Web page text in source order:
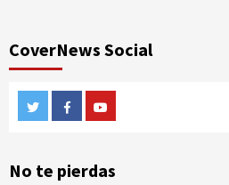
CoverNews Social
TwitterFacebook
No te pierdas